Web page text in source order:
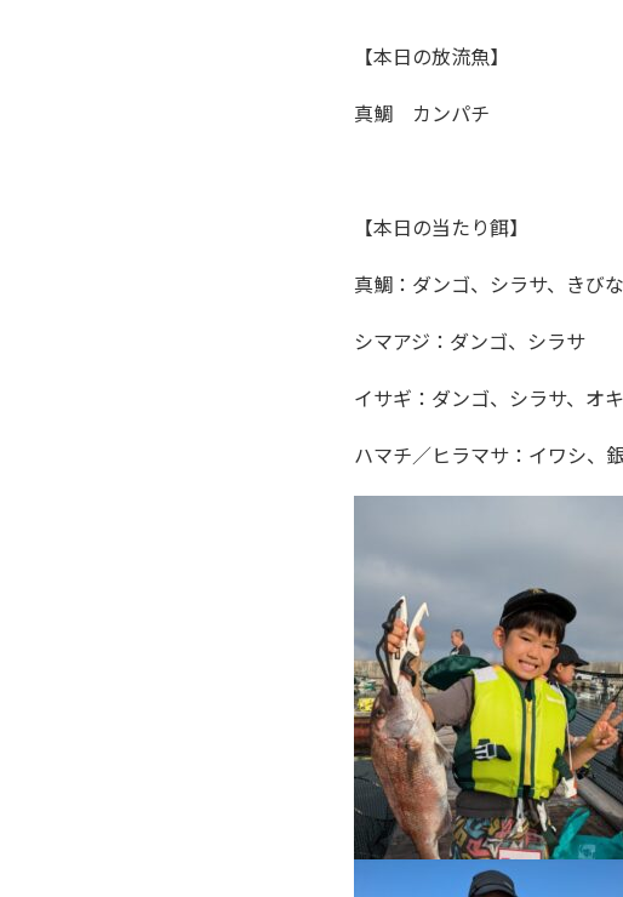
【本日の放流魚】
真鯛 カンパチ
【本日の当たり餌】
真鯛：ダンゴ、シラサ、きび
シマアジ：ダンゴ、シラサ
イサギ：ダンゴ、シラサ、オ
ハマチ／ヒラマサ：イワシ、